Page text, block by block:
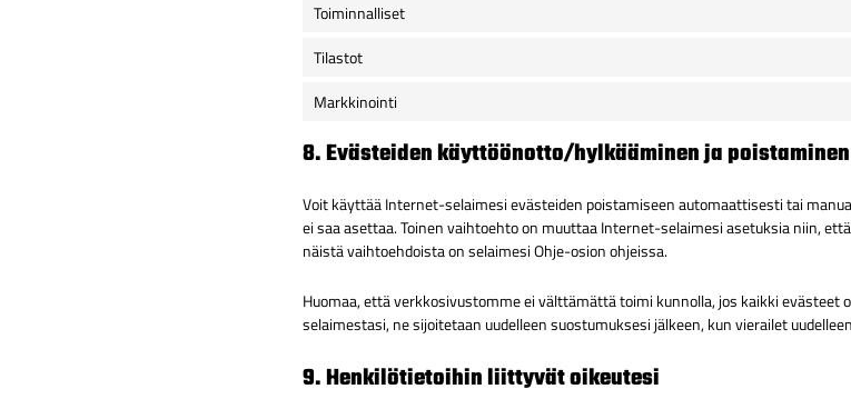
Toiminnalliset
Tilastot
Markkinointi
8. Evästeiden käyttöönotto/hylkääminen ja poistaminen
Voit käyttää Internet-selaimesi evästeiden poistamiseen automaattisesti tai
ei saa asettaa. Toinen vaihtoehto on muuttaa Internet-selaimesi asetuksia niin,
näistä vaihtoehdoista on selaimesi Ohje-osion ohjeissa.
Huomaa, että verkkosivustomme ei välttämättä toimi kunnolla, jos kaikki evästeet
selaimestasi, ne sijoitetaan uudelleen suostumuksesi jälkeen, kun vierailet
9. Henkilötietoihin liittyvät oikeutesi